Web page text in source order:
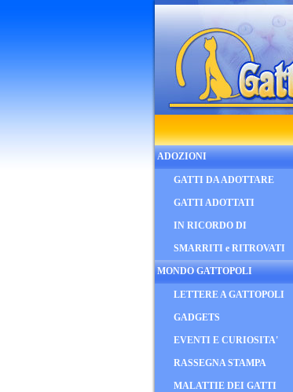
ADOZIONI
GATTI DA ADOTTARE
GATTI ADOTTATI
IN RICORDO DI
SMARRITI e RITROVATI
MONDO GATTOPOLI
LETTERE A GATTOPOLI
GADGETS
EVENTI E CURIOSITA'
RASSEGNA STAMPA
MALATTIE DEI GATTI